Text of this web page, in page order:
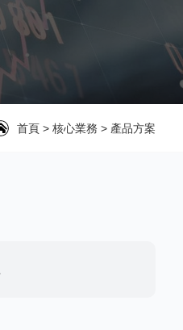
首頁 >核心業務 > 產品方案